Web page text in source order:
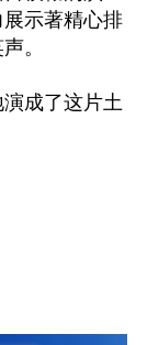
示著精心排
。
成了这片土